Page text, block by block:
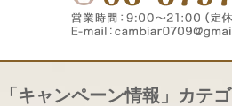
「 キャンペーン情報 」カテ